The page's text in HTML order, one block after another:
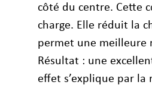
côté du centre. Cette
charge. Elle réduit la
permet une meilleure
Résultat : une
effet s’explique par